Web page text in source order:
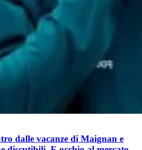
dalle vacanze di Maignan e